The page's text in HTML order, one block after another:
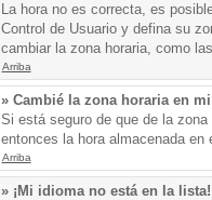
La hora no es correcta, es
Control de Usuario y defina su
cambiar la zona horaria, como
Arriba
» Cambié la zona horaria en
Si está seguro de que de la
entonces la hora almacenada
Arriba
» ¡Mi idioma no está en la lista!